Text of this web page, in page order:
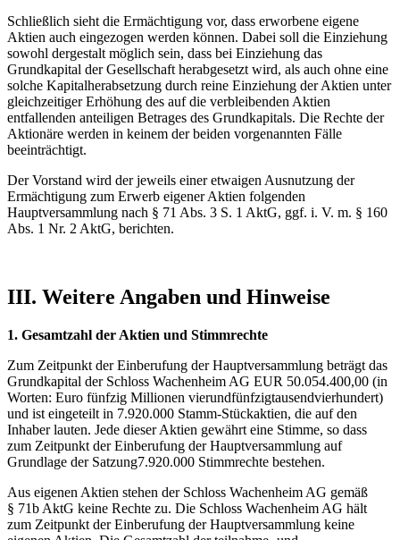
Schließlich sieht die Ermächtigung vor, dass erworbene eigene
Aktien auch eingezogen werden können. Dabei soll die Einziehung
sowohl dergestalt möglich sein, dass bei Einziehung das
Grundkapital der Gesellschaft herabgesetzt wird, als auch ohne eine
solche Kapitalherabsetzung durch reine Einziehung der Aktien unter
gleichzeitiger Erhöhung des auf die verbleibenden Aktien
entfallenden anteiligen Betrages des Grundkapitals. Die Rechte der
Aktionäre werden in keinem der beiden vorgenannten Fälle
beeinträchtigt.
Der Vorstand wird der jeweils einer etwaigen Ausnutzung der
Ermächtigung zum Erwerb eigener Aktien folgenden
Hauptversammlung nach § 71 Abs. 3 S. 1 AktG, ggf. i. V. m. § 160
Abs. 1 Nr. 2 AktG, berichten.
III. Weitere Angaben und Hinweise
1. Gesamtzahl der Aktien und Stimmrechte
Zum Zeitpunkt der Einberufung der Hauptversammlung beträgt das
Grundkapital der Schloss Wachenheim AG EUR 50.054.400,00 (in
Worten: Euro fünfzig Millionen vierundfünfzigtausendvierhundert)
und ist eingeteilt in 7.920.000 Stamm-Stückaktien, die auf den
Inhaber lauten. Jede dieser Aktien gewährt eine Stimme, so dass
zum Zeitpunkt der Einberufung der Hauptversammlung auf
Grundlage der Satzung7.920.000 Stimmrechte bestehen.
Aus eigenen Aktien stehen der Schloss Wachenheim AG gemäß
§ 71b AktG keine Rechte zu. Die Schloss Wachenheim AG hält
zum Zeitpunkt der Einberufung der Hauptversammlung keine